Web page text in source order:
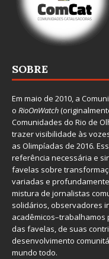
SOBRE
Em maio de 2010, a
o RioOnWatch
Comunidades do Rio de
trazer visibilidade às
as Olimpíadas de 2016.
referência necessária e
favelas sobre
variadas e
mistura de jornalistas
solidários, observadores
acadêmicos–trabalhamos
das favelas, de suas
desenvolvimento
mundo todo.